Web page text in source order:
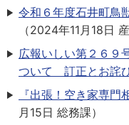
令和６年度石井町鳥
（2024年11月18日
広報いしい第２６９
ついて 訂正とお詫
『出張！空き家専
月15日 総務課）